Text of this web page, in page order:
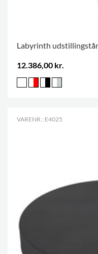
Labyrinth
12.386,00 kr.
VARENR.: E4025